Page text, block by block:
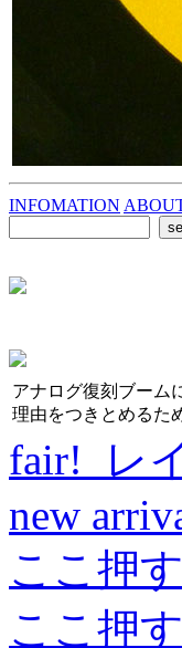
INFOMATION
アナログ復刻ブーム
理由をつきとめるた
fair! レ
new
ここ押
ここ押